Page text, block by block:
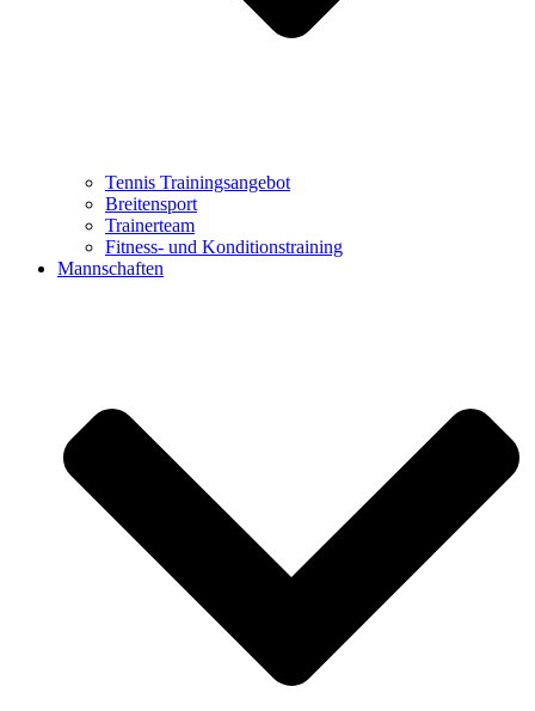
Tennis Trainingsangebot
Breitensport
Trainerteam
Fitness- und Konditionstraining
Mannschaften